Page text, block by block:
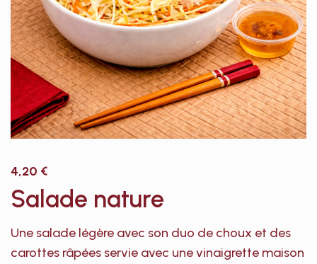
4,20 €
Salade nature
Une salade légère avec son duo de choux et des
carottes râpées servie avec une vinaigrette maison